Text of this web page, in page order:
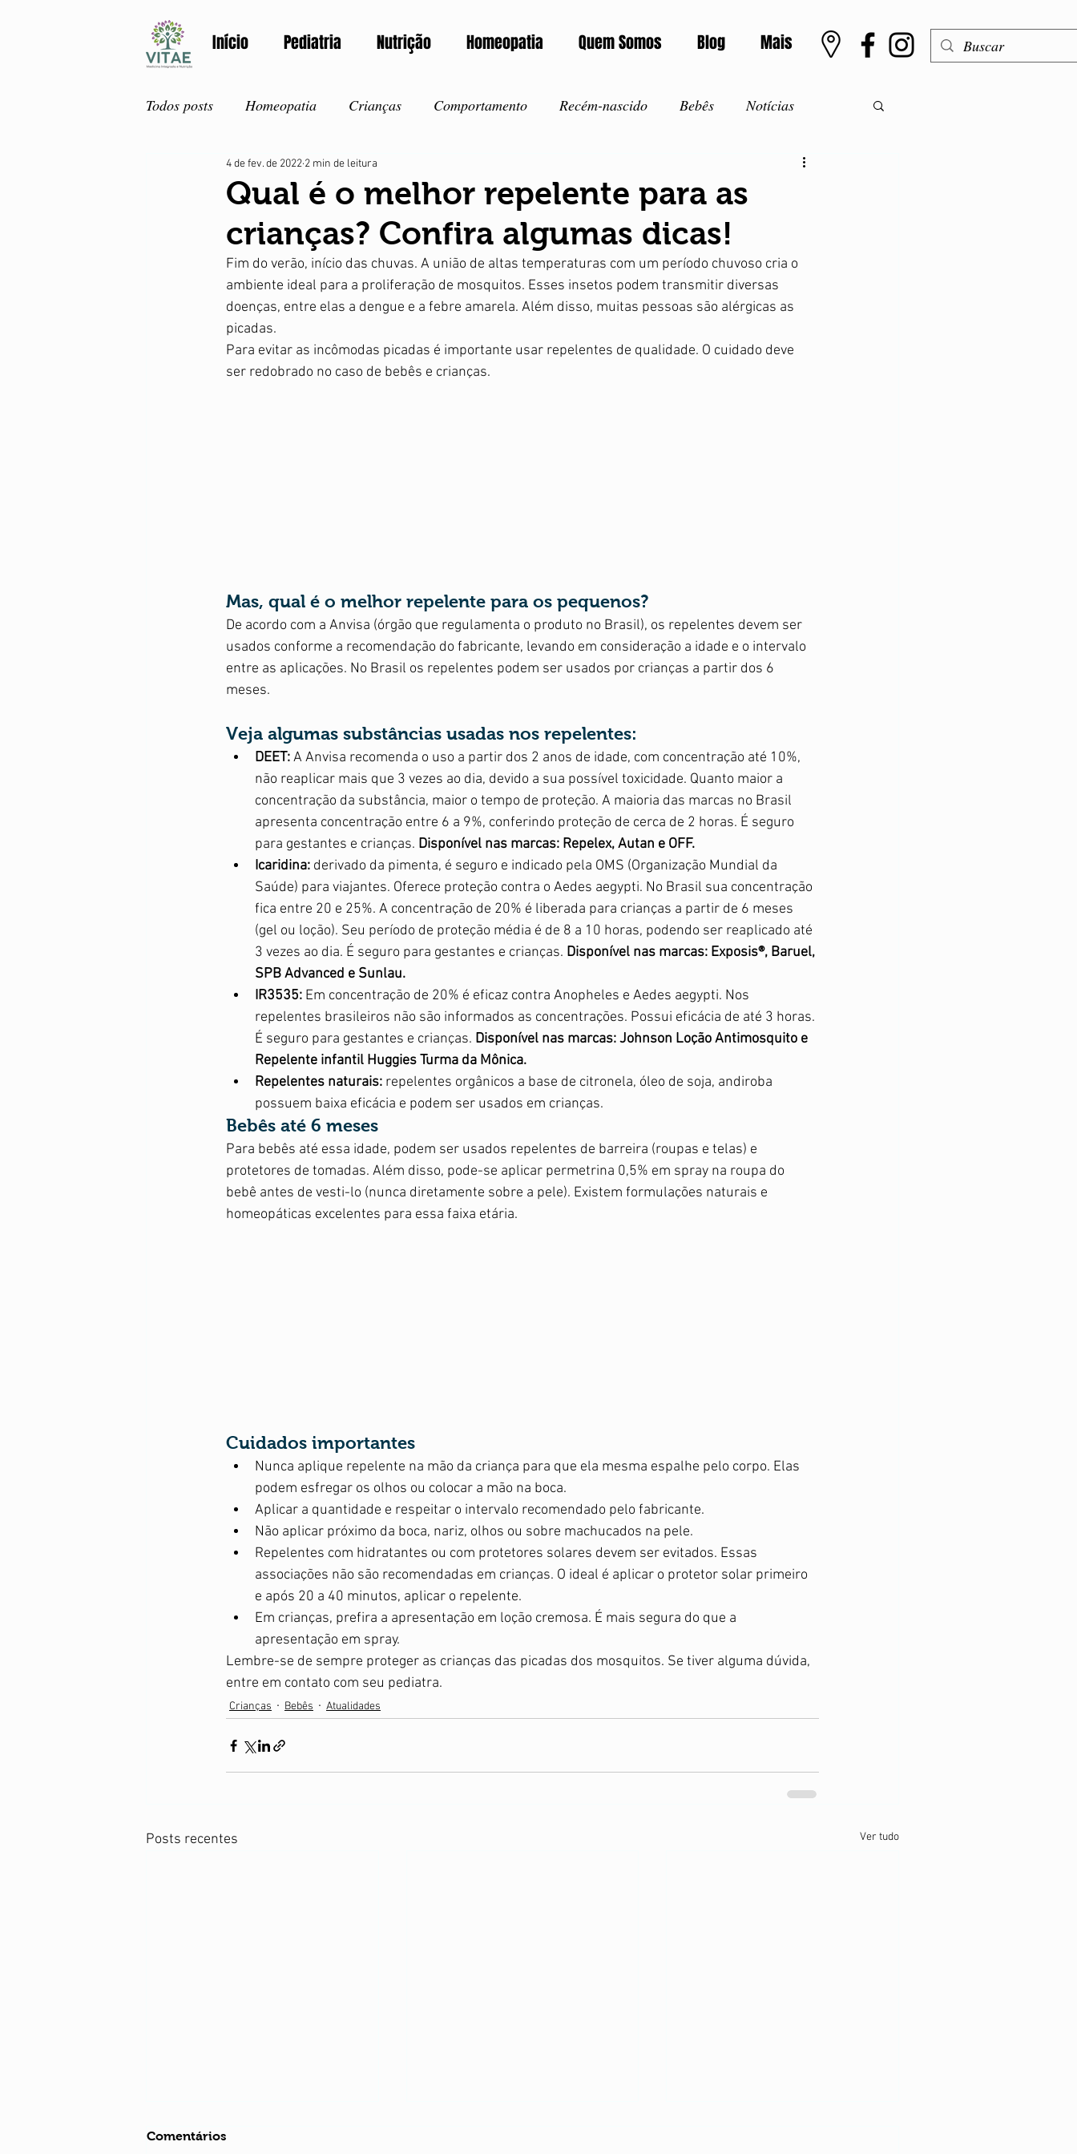
Início Pediatria Nutrição Homeopatia Quem Somos Blog Mais
Todos posts Homeopatia Crianças Comportamento Recém-nascido Bebês Notícias
Atualidades Primeiros socorros Meningite
Adolescentes Detox Vida saudável Amamentação Vacinação Inverno
Primavera Nutrição Verão Ansiedade Corona Vírus Intolerância a lactose
Suplementação Violência obstétrica Treino
Qual é o melhor repelente para as
crianças? Confira algumas dicas!
4 de fev. de 2022 2 min de leitura
Fim do verão, início das chuvas. A união de altas temperaturas com um período chuvoso cria o
ambiente ideal para a proliferação de mosquitos. Esses insetos podem transmitir diversas
doenças, entre elas a dengue e a febre amarela. Além disso, muitas pessoas são alérgicas as
picadas.
Para evitar as incômodas picadas é importante usar repelentes de qualidade. O cuidado deve
ser redobrado no caso de bebês e crianças.
Mas, qual é o melhor repelente para os pequenos?
De acordo com a Anvisa (órgão que regulamenta o produto no Brasil), os repelentes devem ser
usados conforme a recomendação do fabricante, levando em consideração a idade e o intervalo
entre as aplicações. No Brasil os repelentes podem ser usados por crianças a partir dos 6
meses.
Veja algumas substâncias usadas nos repelentes:
DEET: A Anvisa recomenda o uso a partir dos 2 anos de idade, com concentração até 10%,
não reaplicar mais que 3 vezes ao dia, devido a sua possível toxicidade. Quanto maior a
concentração da substância, maior o tempo de proteção. A maioria das marcas no Brasil
apresenta concentração entre 6 a 9%, conferindo proteção de cerca de 2 horas. É seguro
para gestantes e crianças. Disponível nas marcas: Repelex, Autan e OFF.
Icaridina: derivado da pimenta, é seguro e indicado pela OMS (Organização Mundial da
Saúde) para viajantes. Oferece proteção contra o Aedes aegypti. No Brasil sua concentração
fica entre 20 e 25%. A concentração de 20% é liberada para crianças a partir de 6 meses
(gel ou loção). Seu período de proteção média é de 8 a 10 horas, podendo ser reaplicado até
3 vezes ao dia. É seguro para gestantes e crianças. Disponível nas marcas: Exposis®, Baruel,
SPB Advanced e Sunlau.
IR3535: Em concentração de 20% é eficaz contra Anopheles e Aedes aegypti. Nos
repelentes brasileiros não são informados as concentrações. Possui eficácia de até 3 horas.
É seguro para gestantes e crianças. Disponível nas marcas: Johnson Loção Antimosquito e
Repelente infantil Huggies Turma da Mônica.
Repelentes naturais: repelentes orgânicos a base de citronela, óleo de soja, andiroba
possuem baixa eficácia e podem ser usados em crianças.
Bebês até 6 meses
Para bebês até essa idade, podem ser usados repelentes de barreira (roupas e telas) e
protetores de tomadas. Além disso, pode-se aplicar permetrina 0,5% em spray na roupa do
bebê antes de vesti-lo (nunca diretamente sobre a pele). Existem formulações naturais e
homeopáticas excelentes para essa faixa etária.
Cuidados importantes
Nunca aplique repelente na mão da criança para que ela mesma espalhe pelo corpo. Elas
podem esfregar os olhos ou colocar a mão na boca.
Aplicar a quantidade e respeitar o intervalo recomendado pelo fabricante.
Não aplicar próximo da boca, nariz, olhos ou sobre machucados na pele.
Repelentes com hidratantes ou com protetores solares devem ser evitados. Essas
associações não são recomendadas em crianças. O ideal é aplicar o protetor solar primeiro
e após 20 a 40 minutos, aplicar o repelente.
Em crianças, prefira a apresentação em loção cremosa. É mais segura do que a
apresentação em spray.
Lembre-se de sempre proteger as crianças das picadas dos mosquitos. Se tiver alguma dúvida,
entre em contato com seu pediatra.
Crianças Bebês Atualidades
Posts recentes Ver tudo
Comentários